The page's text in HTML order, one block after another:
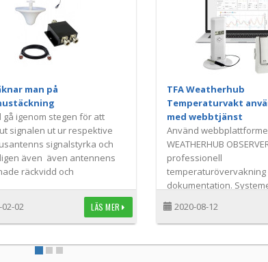
man på
gå igenom stegen för att
signalen ut ur respektive
signalstyrka och
även även antennens
räckvidd och
02
LÄS MER
TFA Weatherhub
Temperaturvakt
med webbtjänst
Använd
WEATHERHUB
professionell
temperaturövervakning
dokumentation.
idealiskt lämpat för
laboratorier eller andra
professionella
2020-08-12